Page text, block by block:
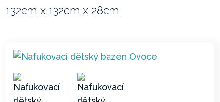
132cm x 132cm x 28cm